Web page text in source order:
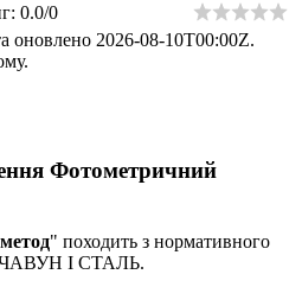
: 0.0/0
оновлено 2026-08-10T00:00Z.
Фотометричний
" походить з нормативного
ЧАВУН I СТАЛЬ.